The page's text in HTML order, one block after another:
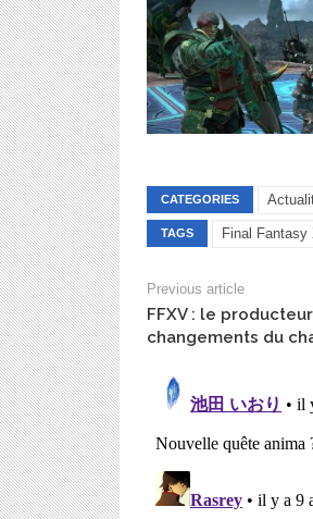
CATEGORIES
TAGS Final Fantasy
Previous article
FFXV : le
changements du